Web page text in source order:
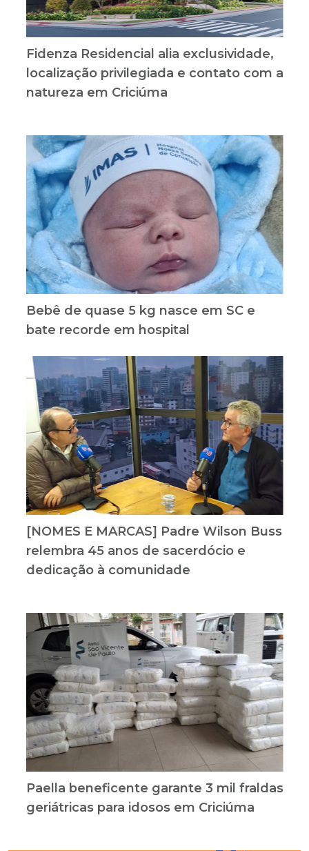
Fidenza Residencial alia exclusividade,
localização privilegiada e contato com a
natureza em Criciúma
Bebê de quase 5 kg nasce em SC e
bate recorde em hospital
[NOMES E MARCAS] Padre Wilson Buss
relembra 45 anos de sacerdócio e
dedicação à comunidade
Paella beneficente garante 3 mil fraldas
geriátricas para idosos em Criciúma